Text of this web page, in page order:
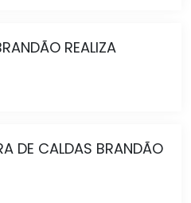
REALIZA
DE CALDAS BRANDÃO